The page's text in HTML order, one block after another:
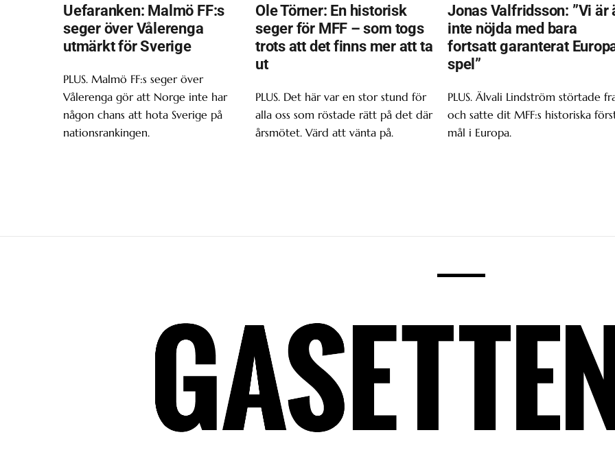
Uefaranken: Malmö FF:s
seger över Vålerenga
utmärkt för Sverige
PLUS. Malmö FF:s seger över
Vålerenga gör att Norge inte har
någon chans att hota Sverige på
nationsrankingen.
Ole Törner: En historisk
seger för MFF – som togs
trots att det finns mer att ta
ut
PLUS. Det här var en stor stund för
alla oss som röstade rätt på det där
årsmötet. Värd att vänta på.
Jonas Valfridsson: ”Vi är
inte nöjda med bara
fortsatt garanterat
spel”
PLUS. Älvali Lindström störtade
och satte dit MFF:s historiska
mål i Europa.